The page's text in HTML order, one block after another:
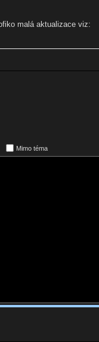
malá aktualizace viz:
Mimo téma